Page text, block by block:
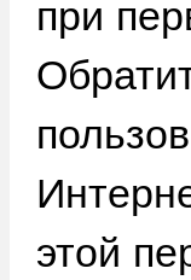
при
этой